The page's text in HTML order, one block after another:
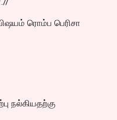
ரொம்ப பெரிசா
நல்கியதற்கு